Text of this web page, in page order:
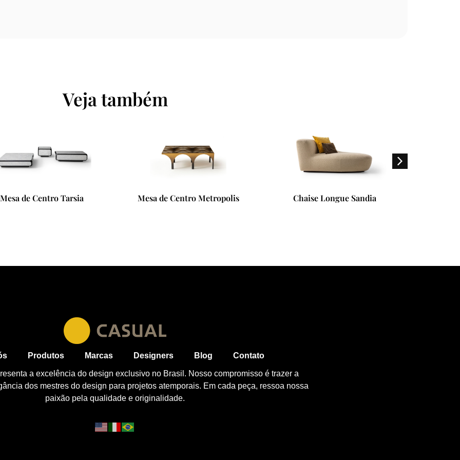
Veja também
Mesa de Centro Metropolis Chaise Longue Sandia Cama Fun Fendi
Produtos Marcas Designers Blog Contato
a excelência do design exclusivo no Brasil. Nosso compromisso é trazer a
dos mestres do design para projetos atemporais. Em cada peça, ressoa nossa
paixão pela qualidade e originalidade.